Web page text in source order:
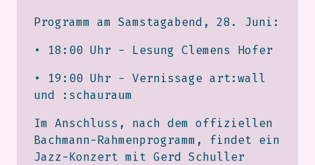
Programm am Samstagabend, 28. Juni:
• 18:00 Uhr - Lesung Clemens Hofer
• 19:00 Uhr - Vernissage art:wall
und :schauraum
Im Anschluss, nach dem offiziellen
Bachmann-Rahmenprogramm, findet ein
Jazz-Konzert mit Gerd Schuller